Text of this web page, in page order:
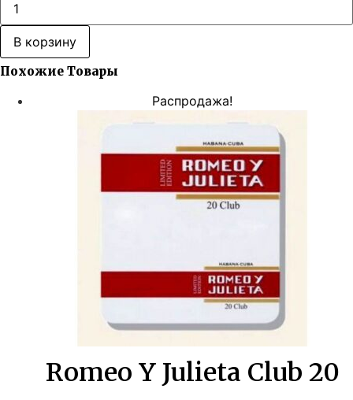
товара
Romeo
Julieta
5
Puritos
В корзину
Похожие Товары
Распродажа!
Romeo Y Julieta Club 20